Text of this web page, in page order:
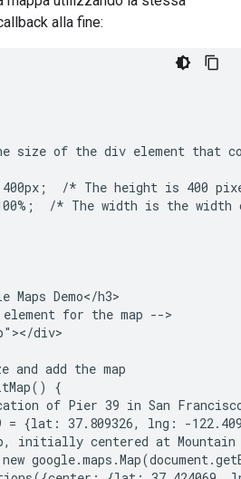
alla fine:
size of the div element that
/* The height is 400
/* The width is the width
Maps Demo</h3>
for the map -->
div>
and add the map
{
of Pier 39 in San
= {lat: 37.809326, lng: -
initially centered at Mountain